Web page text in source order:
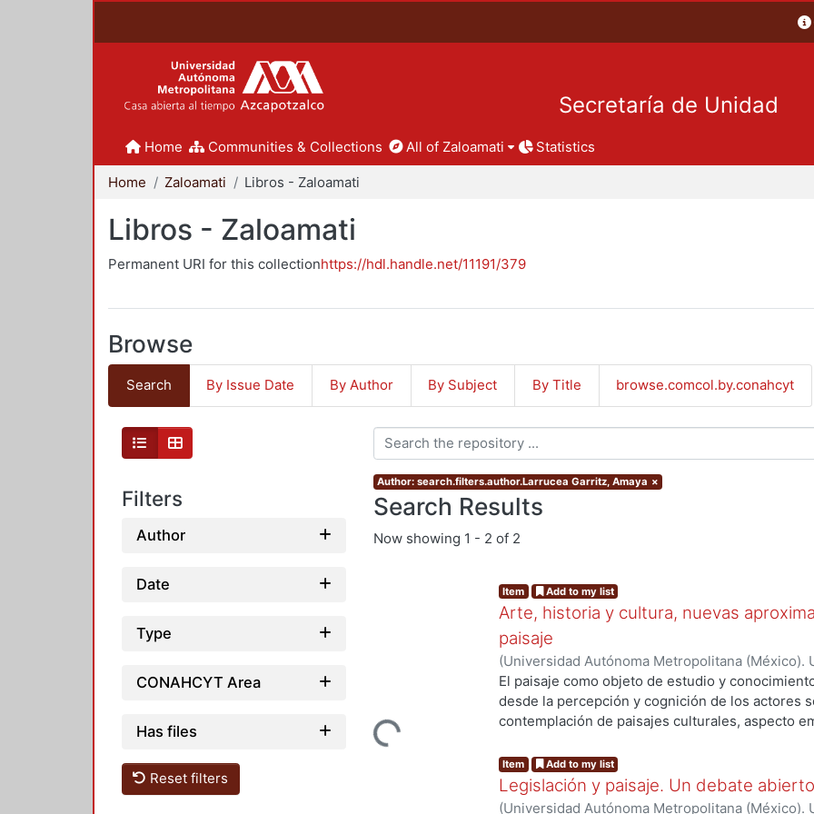
Secretaría de Unidad
Home Communities & Collections All of Zaloamati Statistics
Home Zaloamati Libros - Zaloamati
Libros - Zaloamati
Permanent URI for this collectionhttps://hdl.handle.net/11191/379
Browse
Search By Issue Date By Author By Subject By Title browse.comcol.by.conahcyt
Filters
Author
Date
Type
CONAHCYT Area
Has files
Reset filters
Author: search.filters.author.Larrucea Garritz, Amaya ×
Search Results
Now showing 1 - 2 of 2
Loading...
Item Add to my list
Arte, historia y cultura, nuevas
paisaje
(Universidad Autónoma Metropolitana (México).
Martínez Sánchez, Félix Alfonso;Hinojosa De La
Navarrete, Armando;Quirarte Castañeda,
Bertruy, Ramona Isabel;Clavé Almeida, Manuel
Ángeles;Rojas Caldelas, Rosa Imelda
Nayeli;Amoroso Boelcke, Nicolás
El paisaje como objeto de estudio y
desde la percepción y cognición de los actores
contemplación de paisajes culturales, aspecto
acciones a su salvaguarda y protección y
valiosa que nos acerca al pasado para
acciones del futuro. Otras orientaciones de
Item Add to my list
Legislación y paisaje. Un debate
(Universidad Autónoma Metropolitana (México).